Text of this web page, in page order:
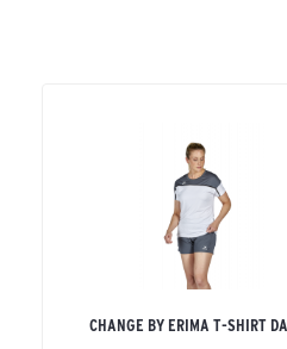
CHANGE BY ERIMA T-SHIRT